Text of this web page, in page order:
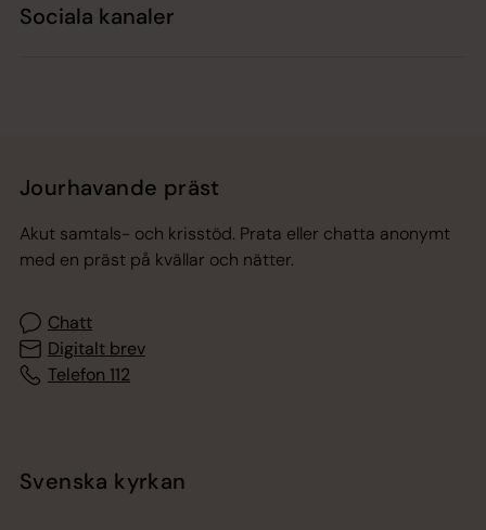
Sociala kanaler
Jourhavande präst
Akut samtals- och krisstöd. Prata eller chatta anonymt
med en präst på kvällar och nätter.
Chatt
Digitalt brev
Telefon 112
Svenska kyrkan